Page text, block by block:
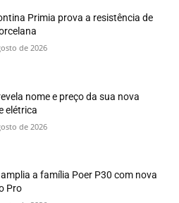
Primia prova a resistência de
de 2026
nome e preço da sua nova
elétrica
de 2026
a família Poer P30 com nova
Pro